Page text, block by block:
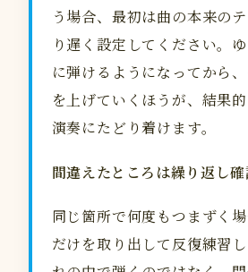
う場合、最初は曲の本来の
り遅く設定してください。
に弾けるようになってから
を上げていくほうが、結果
演奏にたどり着けます。
間違えたところは繰り返し
同じ箇所で何度もつまずく
だけを取り出して反復練習